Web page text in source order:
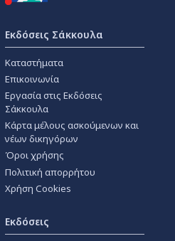
Εκδόσεις Σάκκουλα
Καταστήματα
Επικοινωνία
Εργασία στις Εκδόσεις
Σάκκουλα
Κάρτα μέλους ασκούμενων και
νέων δικηγόρων
Όροι χρήσης
Πολιτική απορρήτου
Χρήση Cookies
Εκδόσεις